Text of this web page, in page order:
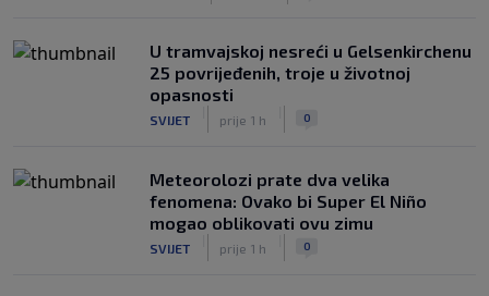
U tramvajskoj nesreći u Gelsenkirchenu
25 povrijeđenih, troje u životnoj
opasnosti
SVIJET prije 1 h 0
Meteorolozi prate dva velika
fenomena: Ovako bi Super El Niño
mogao oblikovati ovu zimu
SVIJET prije 1 h 0